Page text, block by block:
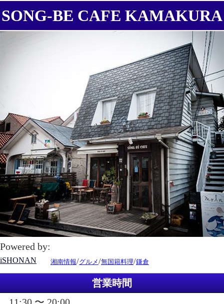
SONG-BE CAFE KAMAKURA
Powered by:
iSHONAN 湘南情報/グルメ/無国籍料理/鎌倉
営業時間